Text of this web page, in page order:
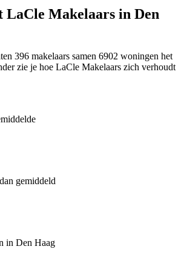
LaCle Makelaars in Den
396 makelaars samen 6902 woningen het
zie je hoe LaCle Makelaars zich verhoudt
gemiddeld
in Den Haag